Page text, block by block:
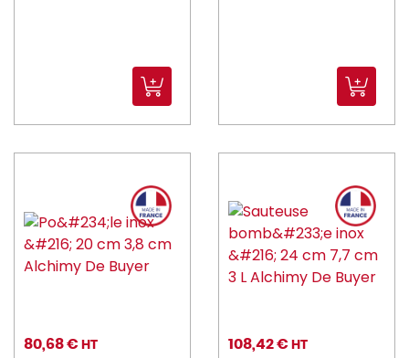
80,68 € HT
108,42 € HT